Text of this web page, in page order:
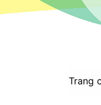
Trang